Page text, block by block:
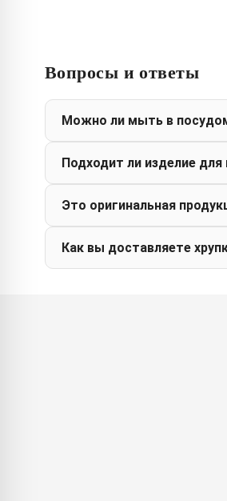
Вопросы и ответы
Можно ли мыть в
Подходит ли изделие
Это оригинальная
Как вы доставляете